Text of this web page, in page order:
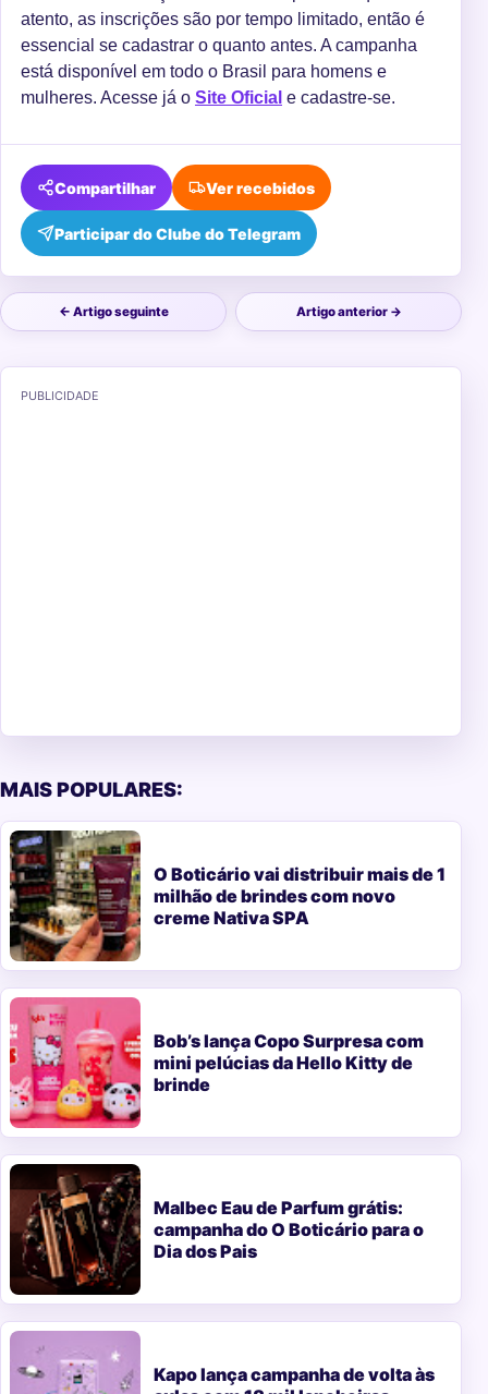
atento, as inscrições são por tempo limitado, então é
essencial se cadastrar o quanto antes. A campanha
está disponível em todo o Brasil para homens e
mulheres. Acesse já o Site Oficial e cadastre-se.
Compartilhar
Participar do Clube do Telegram
Ver recebidos
← Artigo seguinte Artigo anterior →
PUBLICIDADE
MAIS POPULARES:
O Boticário vai distribuir mais de 1
milhão de brindes com novo
creme Nativa SPA
Bob’s lança Copo Surpresa com
mini pelúcias da Hello Kitty de
brinde
Malbec Eau de Parfum grátis:
campanha do O Boticário para o
Dia dos Pais
Kapo lança campanha de volta às